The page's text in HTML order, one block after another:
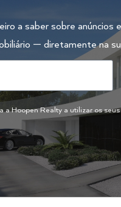
a saber sobre anúncios
— diretamente na
a Hoopen Realty a utilizar os